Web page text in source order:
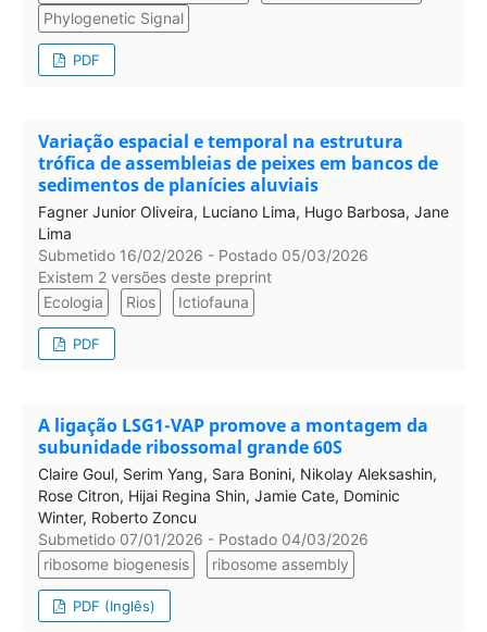
Phylogenetic Signal
PDF
Variação espacial e temporal na estrutura
trófica de assembleias de peixes em bancos de
sedimentos de planícies aluviais
Fagner Junior Oliveira, Luciano Lima, Hugo Barbosa, Jane
Lima
Submetido 16/02/2026 - Postado 05/03/2026
Existem 2 versões deste preprint
Ecologia
Rios Ictiofauna
PDF
A ligação LSG1-VAP promove a montagem da
subunidade ribossomal grande 60S
Claire Goul, Serim Yang, Sara Bonini, Nikolay Aleksashin,
Rose Citron, Hijai Regina Shin, Jamie Cate, Dominic
Winter, Roberto Zoncu
Submetido 07/01/2026 - Postado 04/03/2026
ribosome biogenesis
ribosome assembly
PDF (Inglês)